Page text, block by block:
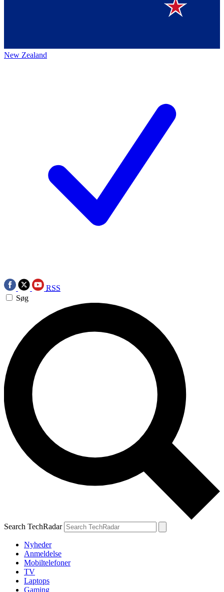
New Zealand
RSS
Søg
Search TechRadar
Nyheder
Anmeldelse
Mobiltelefoner
TV
Laptops
Gaming